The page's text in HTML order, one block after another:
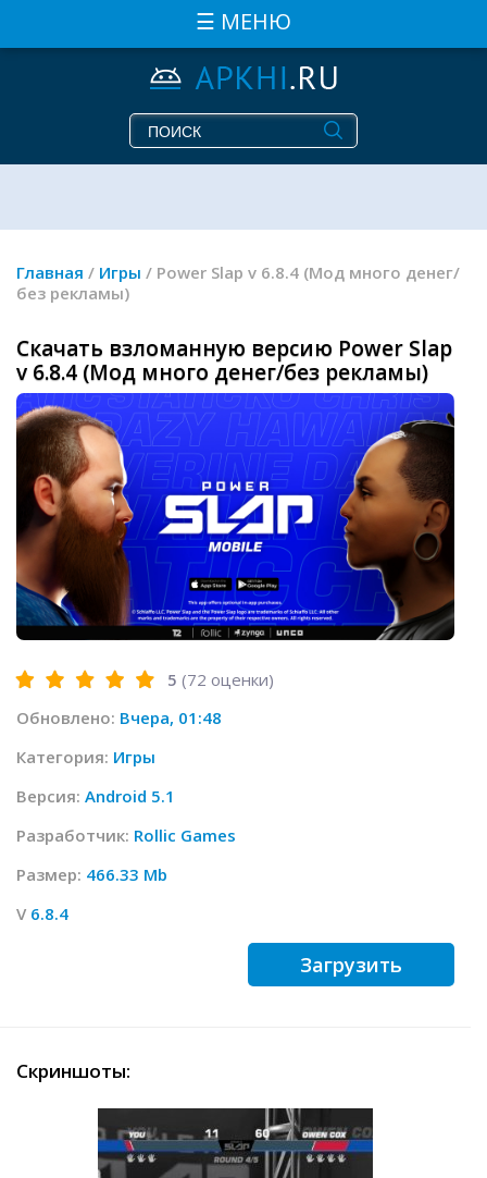
☰ МЕНЮ
Главная / Игры / Power Slap v 6.8.4 (Мод много денег/
без рекламы)
Скачать взломанную версию Power Slap
v 6.8.4 (Мод много денег/без рекламы)
5 (72 оценки)
Обновлено: Вчера, 01:48
Категория: Игры
Версия: Android 5.1
Разработчик: Rollic Games
Размер: 466.33 Mb
V 6.8.4
Загрузить
Скриншоты: